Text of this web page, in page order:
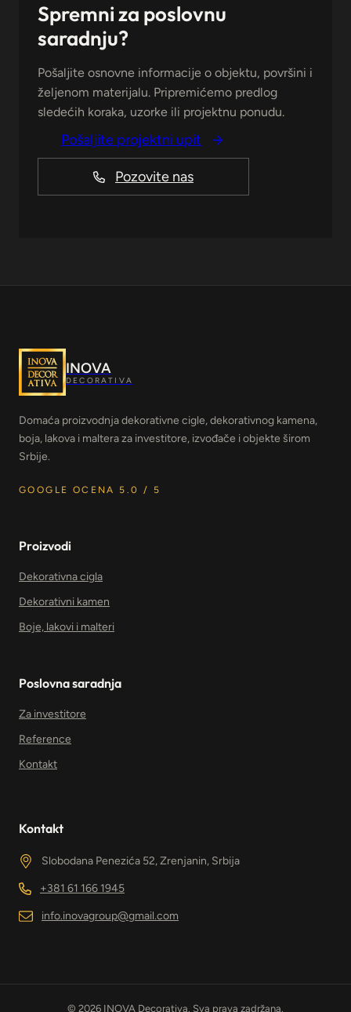
Spremni za poslovnu
saradnju?
Pošaljite osnovne informacije o objektu, površini i
željenom materijalu. Pripremićemo predlog
sledećih koraka, uzorke ili projektnu ponudu.
Pošaljite projektni upit
Pozovite nas
INOVA
DECORATIVA
Domaća proizvodnja dekorativne cigle, dekorativnog kamena,
boja, lakova i maltera za investitore, izvođače i objekte širom
Srbije.
GOOGLE OCENA 5.0 / 5
Proizvodi
Dekorativna cigla
Dekorativni kamen
Boje, lakovi i malteri
Poslovna saradnja
Za investitore
Reference
Kontakt
Kontakt
Slobodana Penezića 52, Zrenjanin, Srbija
+381 61 166 1945
info.inovagroup@gmail.com
© 2026 INOVA Decorativa. Sva prava zadržana.